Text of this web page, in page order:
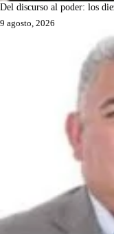
Del discurso al poder: los
9 agosto, 2026